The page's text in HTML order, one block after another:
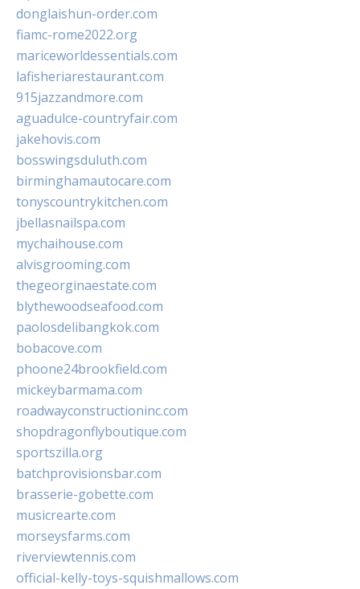
donglaishun-order.com
fiamc-rome2022.org
mariceworldessentials.com
lafisheriarestaurant.com
915jazzandmore.com
aguadulce-countryfair.com
jakehovis.com
bosswingsduluth.com
birminghamautocare.com
tonyscountrykitchen.com
jbellasnailspa.com
mychaihouse.com
alvisgrooming.com
thegeorginaestate.com
blythewoodseafood.com
paolosdelibangkok.com
bobacove.com
phoone24brookfield.com
mickeybarmama.com
roadwayconstructioninc.com
shopdragonflyboutique.com
sportszilla.org
batchprovisionsbar.com
brasserie-gobette.com
musicrearte.com
morseysfarms.com
riverviewtennis.com
official-kelly-toys-squishmallows.com